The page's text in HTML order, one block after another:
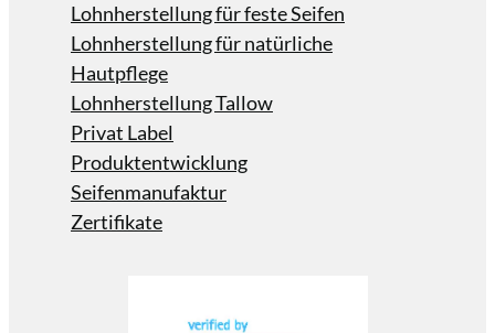
Lohnherstellung für feste Seifen
Lohnherstellung für natürliche
Hautpflege
Lohnherstellung Tallow
Privat Label
Produktentwicklung
Seifenmanufaktur
Zertifikate